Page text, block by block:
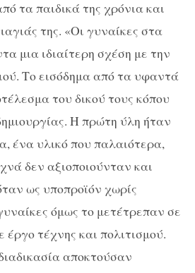
τα παιδικά της χρόνια και
της. «Οι γυναίκες στα
μια ιδιαίτερη σχέση με την
Το εισόδημα από τα υφαντά
του δικού τους κόπου
Η πρώτη ύλη ήταν
ένα υλικό που παλαιότερα,
δεν αξιοποιούνταν και
ως υποπροϊόν χωρίς
όμως το μετέτρεπαν σε
τέχνης και πολιτισμού.
αποκτούσαν